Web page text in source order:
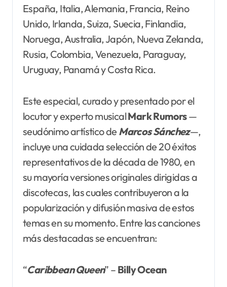
España, Italia, Alemania, Francia, Reino
Unido, Irlanda, Suiza, Suecia, Finlandia,
Noruega, Australia, Japón, Nueva Zelanda,
Rusia, Colombia, Venezuela, Paraguay,
Uruguay, Panamá y Costa Rica.
Este especial, curado y presentado por el
locutor y experto musicalMarkRumors—
seudónimo artístico de Marcos Sánchez—,
incluye una cuidada selección de 20 éxitos
representativos de la década de 1980, en
su mayoría versiones originales dirigidas a
discotecas, las cuales contribuyeron a la
popularización y difusión masiva de estos
temas en su momento. Entre las canciones
más destacadas se encuentran:
“Caribbean Queen” – Billy Ocean